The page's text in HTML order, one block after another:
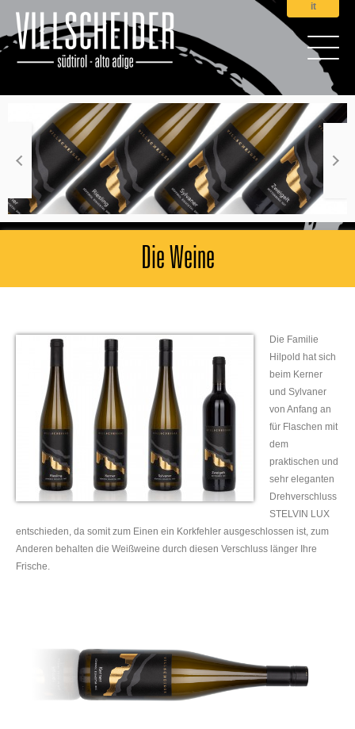
it
Die Weine
Die Familie
Hilpold hat sich
beim Kerner
und Sylvaner
von Anfang an
für Flaschen mit
dem
praktischen und
sehr eleganten
Drehverschluss
STELVIN LUX
entschieden, da somit zum Einen ein Korkfehler ausgeschlossen ist, zum
Anderen behalten die Weißweine durch diesen Verschluss länger Ihre
Frische.